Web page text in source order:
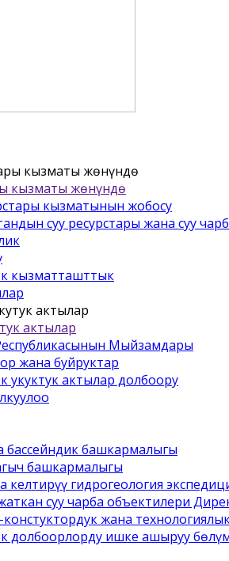
кызматы жѳнүндѳ
кызматынын жобосу
суу ресурстары жана суу
кызматташттык
актылар
Мыйзамдары
жана буйруктар
укуктук актылар долбоору
бассейндик башкармалыгы
башкармалыгы
келтирүү гидрогеология
суу чарба объектилери
жана
долбоорлорду ишке ашыруу